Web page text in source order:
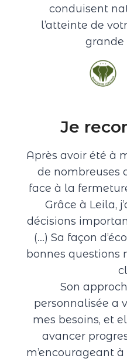
conduisent
l’atteinte de
grande
Je
Après avoir été à
de nombreuses
face à la
Grâce à Leila,
décisions
(…) Sa façon
bonnes questions
Son
personnalisée a
mes besoins, et
avancer
m’encourageant